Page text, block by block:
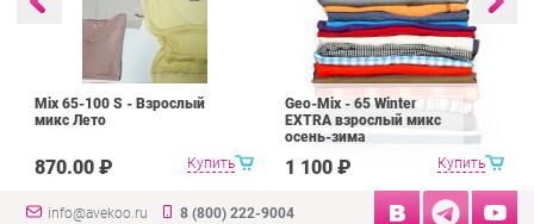
Купить
Mix 65-100 S - Взрослый
микс Лето
870.00 ₽ Купить
Geo-Mix - 65 Winter
EXTRA взрослый микс
осень-зима
1 100 ₽
info@avekoo.ru 8 (800) 222-9004